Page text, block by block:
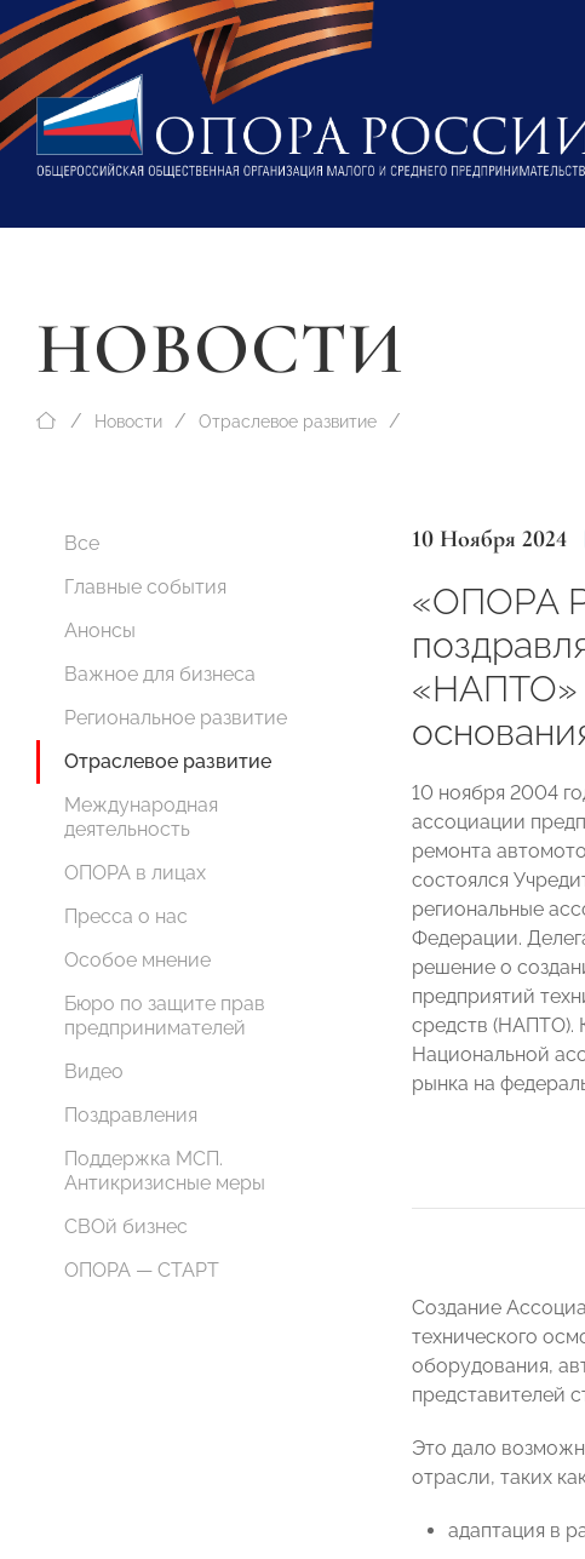
НОВОСТИ
Новости Отраслевое развитие
Все
Главные события
Анонсы
Важное для бизнеса
Региональное развитие
Отраслевое развитие
Международная
деятельность
ОПОРА в лицах
Пресса о нас
Особое мнение
Бюро по защите прав
предпринимателей
Видео
Поздравления
Поддержка МСП.
Антикризисные меры
СВОй бизнес
ОПОРА — СТАРТ
10 Ноября 2024
«ОПОРА
«НАПТО»
10 ноября 2004
ассоциации
ремонта
состоялся
региональные
Федерации.
решение о
предприятий
средств (НАПТО).
Национальной
рынка на
Создание
технического
оборудования,
представителей
Это дало
отрасли, таких
адаптация в